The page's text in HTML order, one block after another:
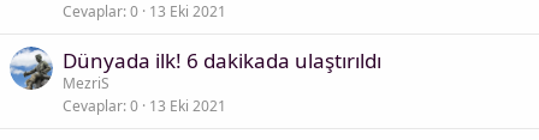
Cevaplar 0 13 Eki 2021
Dünyada ilk! 6 dakikada ulaştırıldı
MezriS
Cevaplar 0 13 Eki 2021